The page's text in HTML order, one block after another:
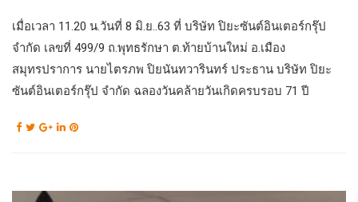
เมื่อเวลา 11.20 น.วันที่ 8 มิ.ย..63 ที่ บริษัท ปิยะซันต์อินเตอร์กรุ๊ป
จำกัด เลขที่ 499/9 ถ.พุทธรักษา ต.ท้ายบ้านใหม่ อ.เมือง
สมุทรปราการ นายไตรภพ ปิยนันทวารินทร์ ประธาน บริษัท ปิยะ
ซันต์อินเตอร์กรุ๊ป จำกัด ฉลองวันคล้ายวันเกิดครบรอบ 71 ปี